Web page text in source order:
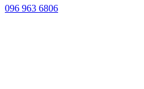
096 963 6806